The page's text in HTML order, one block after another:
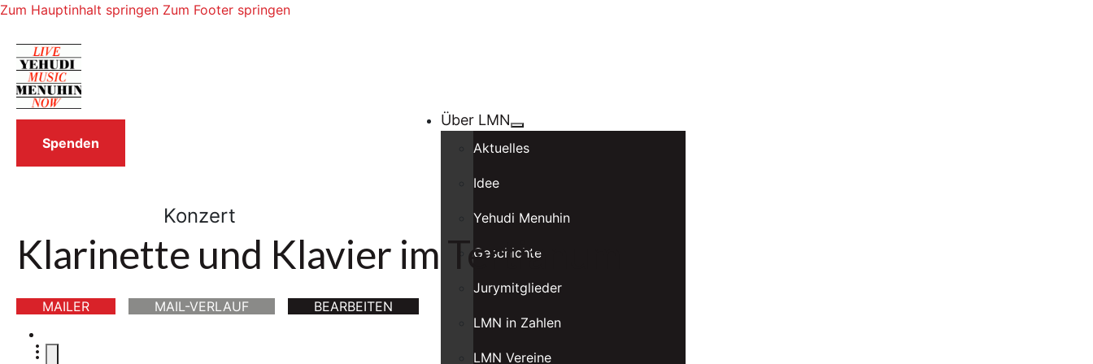
Zum Hauptinhalt springen Zum Footer springen
Über LMN
Aktuelles
Idee
Yehudi Menuhin
Geschichte
Jurymitglieder
LMN in Zahlen
LMN Vereine
Spenden
Konzert
Klarinette und Klavier im Tertianum
MAILER MAIL-VERLAUF BEARBEITEN